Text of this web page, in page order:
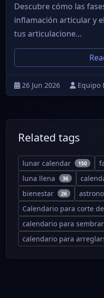
Descubre cómo las
inflamación articular y
tus articulacione...
26 Jun 2026 Equipo
Related tags
lunar calendar 150
luna llena 36
bienestar 26
Calendario para corte
calendario para sembrar
calendario para